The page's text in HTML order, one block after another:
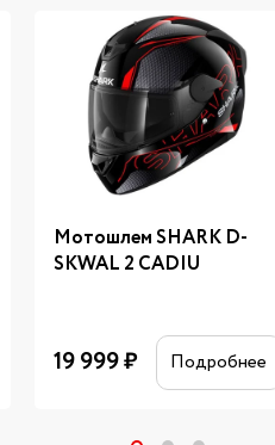
Мотошлем SHARK D-
SKWAL 2 CADIU
19 999₽ Подробнее